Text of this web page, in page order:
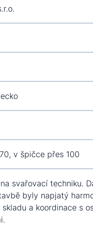
v špičce přes 100
svařovací techniku.
byly napjatý
a koordinace s